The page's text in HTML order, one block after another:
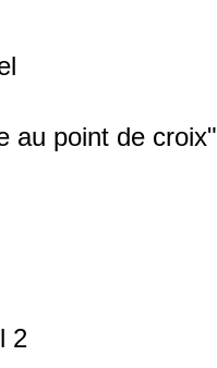
au point de croix"